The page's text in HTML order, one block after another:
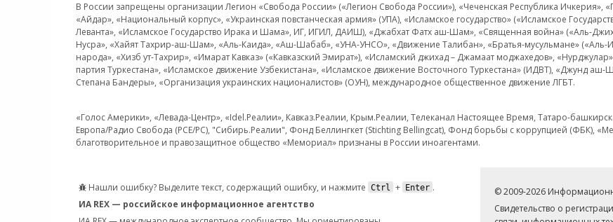
В России запрещены организации Легион «Свобода России» («Легион Свобода России»), «Чеченская Республика Ичкерия»,
«Айдар», «Национальный корпус», «Украинская повстанческая армия» (УПА), «Исламское государство» («Исламское
Леванта», «Исламское Государство Ирака и Шама», ИГ, ИГИЛ, ДАИШ), «Джабхат Фатх аш-Шам», «Священная война» («Аль-
Нусра», «Хайят Тахрир-аш-Шам», «Аль-Каида», «Аш-Шабаб», «УНА-УНСО», «Движение Талибан», «Братья-мусульмане» («Аль-
народа», «Хизб ут-Тахрир», «Имарат Кавказ» («Кавказский Эмират»), «Исламский джихад – Джамаат моджахедов»,
партия Туркестана», «Исламское движение Узбекистана», «Исламское движение Восточного Туркестана» (ИДВТ), «Джунд
Степана Бандеры», «Организация украинских националистов» (ОУН), международное общественное движение ЛГБТ.
«Голос Америки», «Левада-Центр», «Idel.Реалии», Кавказ.Реалии, Крым.Реалии, Телеканал Настоящее Время, Татаро-
Европа/Радио Свобода (PCE/PC), "Сибирь.Реалии", Фонд Беллингкет (Stichting Bellingcat), Фонд борьбы с коррупцией (ФБК),
благотворительное и правозащитное общество «Мемориал» признаны в России иноагентами.
Нашли ошибку? Выделите текст, содержащий ошибку, и нажмите Ctrl + Enter .
ИА REX — российское информационное агентство
© 2009-2026
Свидетельство о